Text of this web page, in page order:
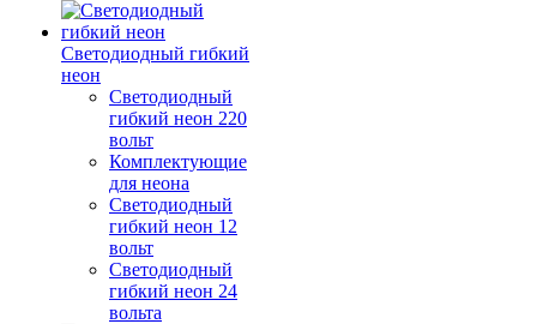
Светодиодный гибкий
неон
Светодиодный
гибкий неон 220
вольт
Комплектующие
для неона
Светодиодный
гибкий неон 12
вольт
Светодиодный
гибкий неон 24
вольта